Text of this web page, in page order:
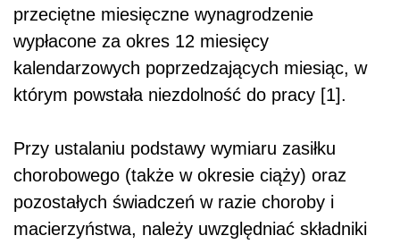
przeciętne miesięczne wynagrodzenie
wypłacone za okres 12 miesięcy
kalendarzowych poprzedzających miesiąc, w
którym powstała niezdolność do pracy [1].
Przy ustalaniu podstawy wymiaru zasiłku
chorobowego (także w okresie ciąży) oraz
pozostałych świadczeń w razie choroby i
macierzyństwa, należy uwzględniać składniki